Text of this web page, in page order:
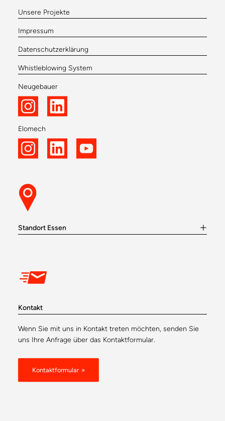
Unsere Projekte
Impressum
Datenschutzerklärung
Whistleblowing System
Neugebauer
Elomech
Standort Essen
Kontakt
Wenn Sie mit uns in Kontakt treten möchten, senden Sie
uns Ihre Anfrage über das Kontaktformular.
Kontaktformular